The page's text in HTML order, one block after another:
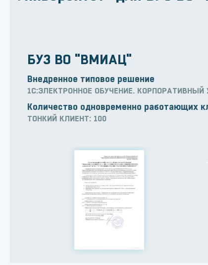
БУЗ ВО "ВМИАЦ"
Внедренное типовое решение
1С:ЭЛЕКТРОННОЕ ОБУЧЕНИЕ. КОРПОРАТИВНЫЙ
Количество одновременно работающих
ТОНКИЙ КЛИЕНТ: 100